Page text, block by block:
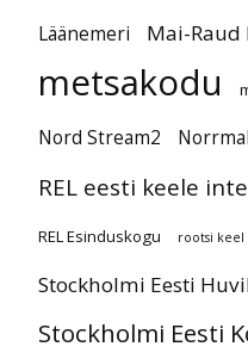
Läänemeri Mai-Raud
metsakodu
Nord Stream2
REL eesti keele
REL Esinduskogu rootsi keel
Stockholmi Eesti
Stockholmi Eesti